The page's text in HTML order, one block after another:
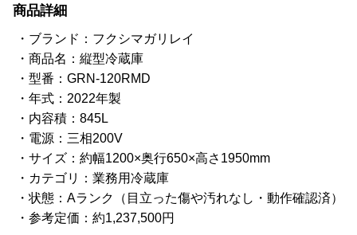
商品詳細
ブランド：フクシマガリレイ
商品名：縦型冷蔵庫
型番：GRN-120RMD
年式：2022年製
内容積：845L
電源：三相200V
サイズ：約幅1200×奥行650×高さ1950mm
カテゴリ：業務用冷蔵庫
状態：Aランク（目立った傷や汚れなし・動作確認済）
参考定価：約1,237,500円